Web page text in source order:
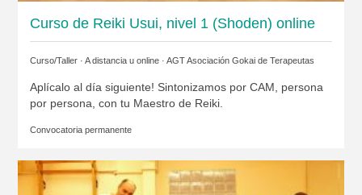
Curso de Reiki Usui, nivel 1 (Shoden) online
Curso/Taller · A distancia u online · AGT Asociación Gokai de Terapeutas
Aplícalo al día siguiente! Sintonizamos por CAM, persona
por persona, con tu Maestro de Reiki.
Convocatoria permanente